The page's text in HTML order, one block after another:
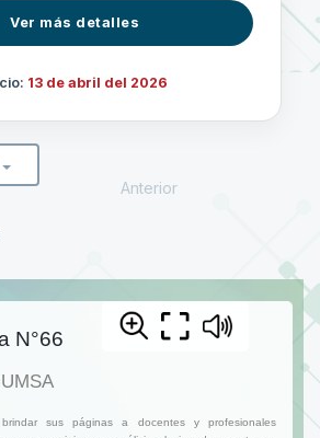
Ver más detalles
13 de abril del 2026
Anterior